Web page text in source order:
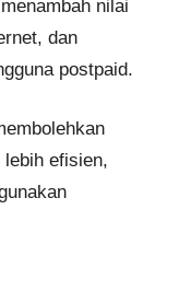
nilai
dan
postpaid​.
lebih efisien,